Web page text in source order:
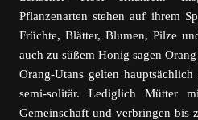
Pflanzenarten stehen auf ihrem
Früchte, Blätter, Blumen, Pilze
auch zu süßem Honig sagen
Orang-Utans gelten
semi-solitär. Lediglich Mütter
Gemeinschaft und verbringen bis